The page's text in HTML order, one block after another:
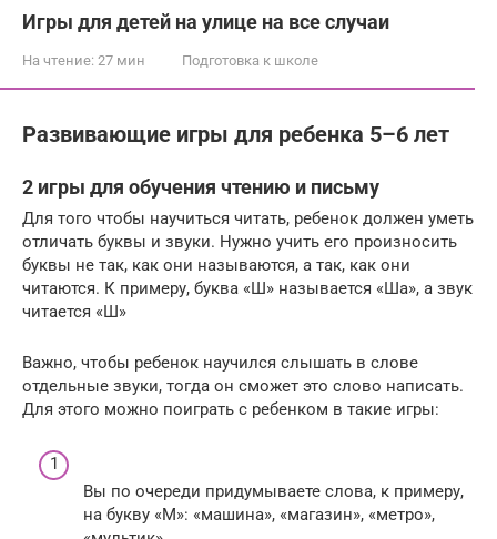
Игры для детей на улице на все случаи
На чтение: 27 мин Подготовка к школе
Развивающие игры для ребенка 5–6 лет
2 игры для обучения чтению и письму
Для того чтобы научиться читать, ребенок должен уметь
отличать буквы и звуки. Нужно учить его произносить
буквы не так, как они называются, а так, как они
читаются. К примеру, буква «Ш» называется «Ша», а звук
читается «Ш»
Важно, чтобы ребенок научился слышать в слове
отдельные звуки, тогда он сможет это слово написать.
Для этого можно поиграть с ребенком в такие игры:
Вы по очереди придумываете слова, к примеру,
на букву «М»: «машина», «магазин», «метро»,